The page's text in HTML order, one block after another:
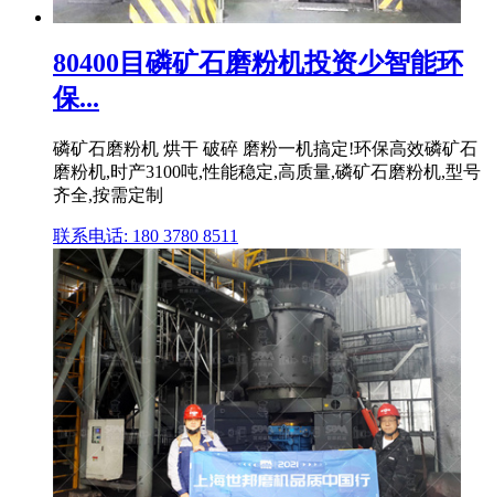
80400目磷矿石磨粉机投资少智能环
保...
磷矿石磨粉机 烘干 破碎 磨粉一机搞定!环保高效磷矿石
磨粉机,时产3100吨,性能稳定,高质量,磷矿石磨粉机,型号
齐全,按需定制
联系电话: 180 3780 8511